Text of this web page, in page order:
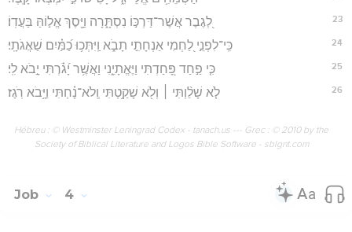
23 לְ֭גֶבֶר אֲשֶׁר־דַּרְכּ֣וֹ נִסְתָּ֑רָה וַיָּ֖סֶךְ אֱל֣וֹהַּ בַּעֲדֽוֹ׃
24 כִּֽי־לִפְנֵ֣י לַ֭חְמִי אַנְחָתִ֣י תָבֹ֑א וַֽיִּתְּכ֥וּ כַ֝מַּ֗יִם שַׁאֲגֹתָֽי׃
25 כִּ֤י פַ֣חַד פָּ֭חַדְתִּי וַיֶּאֱתָיֵ֑נִי וַאֲשֶׁ֥ר יָ֝גֹ֗רְתִּי יָ֣בֹא לִֽי׃
26 לֹ֤א שָׁלַ֨וְתִּי ׀ וְלֹ֖א שָׁקַ֥טְתִּי וְֽלֹא־נָ֗חְתִּי וַיָּ֥בֹא רֹֽגֶז׃
Hébreu : © Westminster Leningrad Codex - tanach.us --- Grec : © 2010 by the
Society of Biblical Literature and Logos Bible Software - sblgnt.com
Job 4